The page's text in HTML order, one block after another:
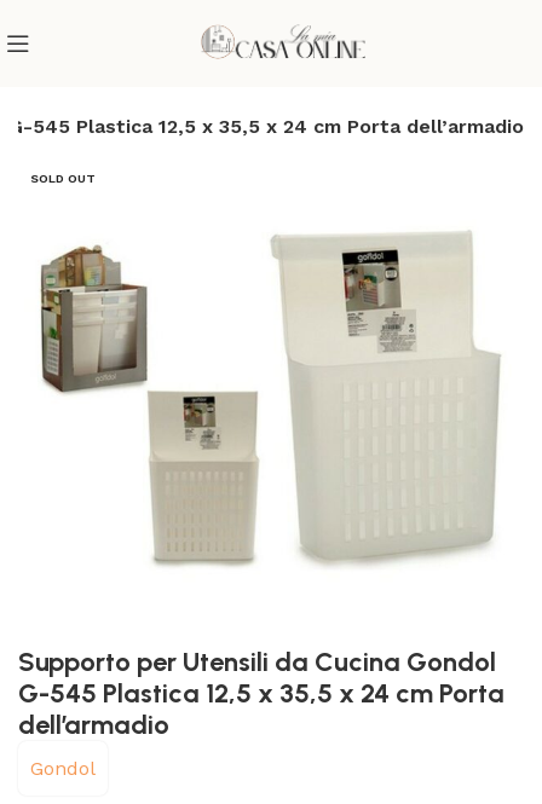
545 Plastica 12,5 x 35,5 x 24 cm Porta dell’armadio
SOLD OUT
Supporto per Utensili da Cucina Gondol
G-545 Plastica 12,5 x 35,5 x 24 cm Porta
dell’armadio
Gondol